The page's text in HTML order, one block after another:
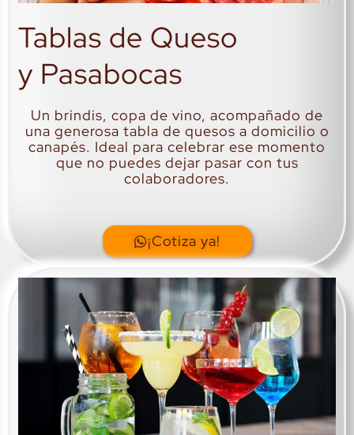
Tablas de Queso
y Pasabocas
Un brindis, copa de vino, acompañado de
una generosa tabla de quesos a domicilio o
canapés. Ideal para celebrar ese momento
que no puedes dejar pasar con tus
colaboradores.
¡Cotiza ya!